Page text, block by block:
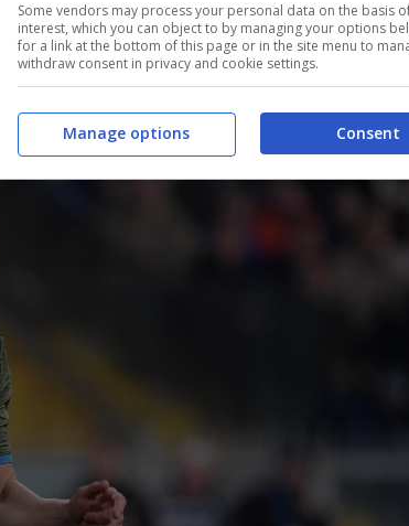
Some vendors may process your personal data on the basis
interest, which you can object to by managing your options
for a link at the bottom of this page or in the site menu to
withdraw consent in privacy and cookie settings.
Consent
Manage options